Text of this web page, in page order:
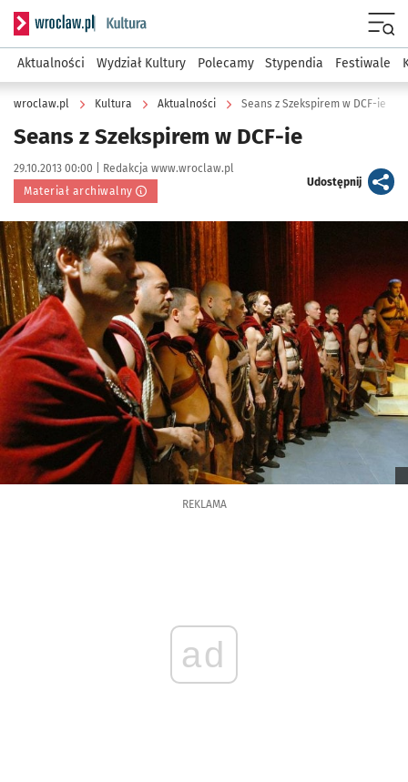
Serwis informacyjny wroclaw.pl podserwis: Kultura
Aktualności Wydział Kultury Polecamy Stypendia Festiwale
wroclaw.pl Kultura Aktualności Seans z Szekspirem w DCF-ie
Seans z Szekspirem w DCF-ie
Data publikacji:
29.10.2013 00:00 | Autor:
Redakcja www.wroclaw.pl
Materiał archiwalny
Udostępnijartykuł
Kliknij, aby powiększyć
REKLAMA
ad